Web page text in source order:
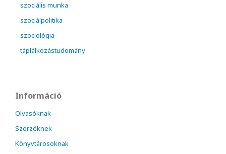
szociális munka
szociálpolitika
szociológia
táplálkozástudomány
Információ
Olvasóknak
Szerzőknek
Könyvtárosoknak